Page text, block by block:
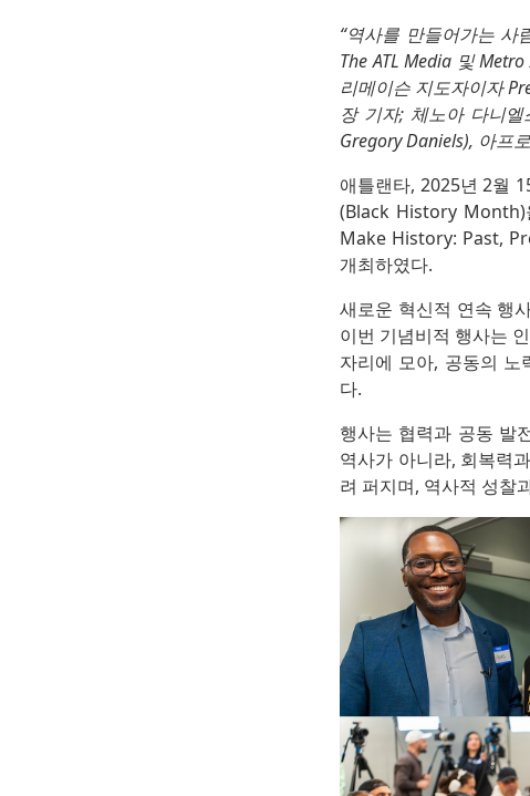
“역사를 만들어가는 사
The ATL Media 및
리메이슨 지도자이자
장 기자; 체노아 다니
Gregory Daniels), 아프
애틀랜타, 2025년 2월
(Black History Month)
Make History: Past,
개최하였다.
새로운 혁신적 연속 행
이번 기념비적 행사는
자리에 모아, 공동의
다.
행사는 협력과 공동 발
역사가 아니라, 회복력
려 퍼지며, 역사적 성찰